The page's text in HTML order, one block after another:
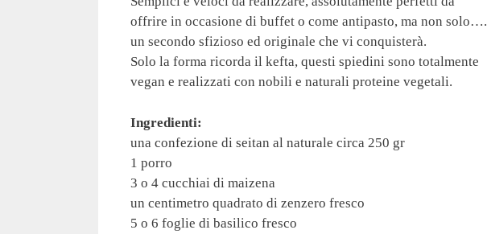
offrire in occasione di buffet o come antipasto, ma non solo….
un secondo sfizioso ed originale che vi conquisterà.
Solo la forma ricorda il kefta, questi spiedini sono totalmente
vegan e realizzati con nobili e naturali proteine vegetali.
Ingredienti:
una confezione di seitan al naturale circa 250 gr
1 porro
3 o 4 cucchiai di maizena
un centimetro quadrato di zenzero fresco
5 o 6 foglie di basilico fresco